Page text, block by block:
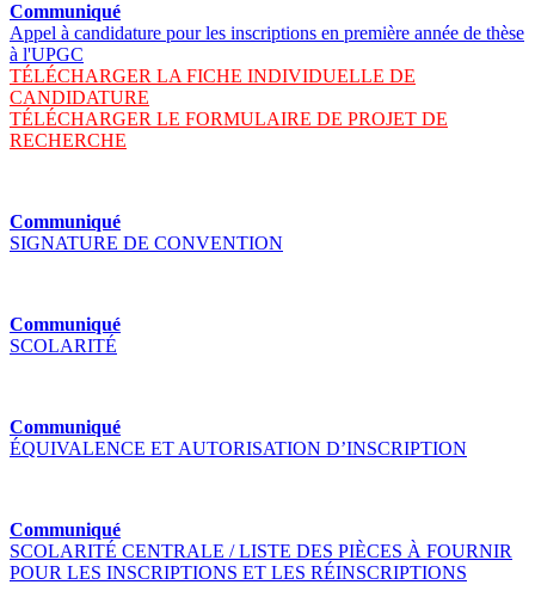
Communiqué
Appel à candidature pour les inscriptions en première année de thèse
à l'UPGC
TÉLÉCHARGER LA FICHE INDIVIDUELLE DE
CANDIDATURE
TÉLÉCHARGER LE FORMULAIRE DE PROJET DE
RECHERCHE
Communiqué
SIGNATURE DE CONVENTION
Communiqué
SCOLARITÉ
Communiqué
ÉQUIVALENCE ET AUTORISATION D’INSCRIPTION
Communiqué
SCOLARITÉ CENTRALE / LISTE DES PIÈCES À FOURNIR
POUR LES INSCRIPTIONS ET LES RÉINSCRIPTIONS